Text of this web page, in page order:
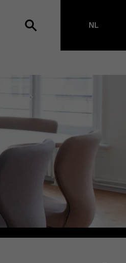
blijven op het vlak van
omtrent
Dit doen we zowel
door samen met partners
is dan ook duidelijk:
vanuit drie kernwaarden:
en kritische reflectie.
NL